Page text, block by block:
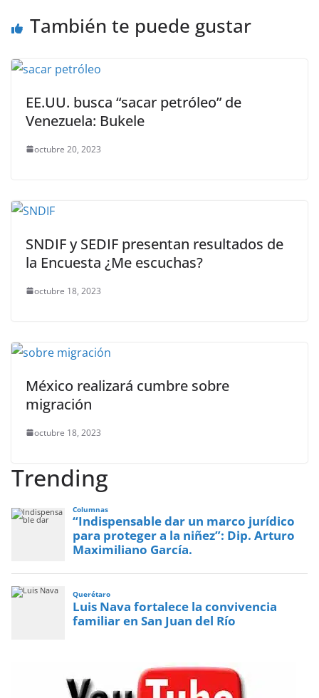
k
También te puede gustar
EE.UU. busca “sacar petróleo” de
Venezuela: Bukele
octubre 20, 2023
SNDIF y SEDIF presentan resultados de
la Encuesta ¿Me escuchas?
octubre 18, 2023
México realizará cumbre sobre
migración
octubre 18, 2023
Trending